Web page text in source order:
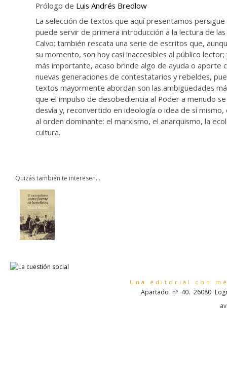
Prólogo de Luis Andrés Bredlow
La selección de textos que aquí presentamos
puede servir de primera introducción a la lectura de
Calvo; también rescata una serie de escritos que,
su momento, son hoy casi inaccesibles al público
más importante, acaso brinde algo de ayuda o aporte
nuevas generaciones de contestatarios y rebeldes,
textos mayormente abordan son las ambigüedades
que el impulso de desobediencia al Poder a menudo
desvía y, reconvertido en ideología o idea de sí mismo,
al orden dominante: el marxismo, el anarquismo, la
cultura.
Quizás también te interesen...
Una editorial con
Apartado nº 40. 26080